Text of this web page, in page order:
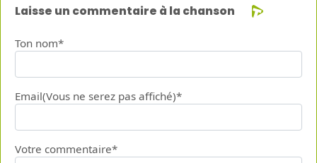
Laisse un commentaire à la chanson
Ton nom*
Email(Vous ne serez pas affiché)*
Votre commentaire*